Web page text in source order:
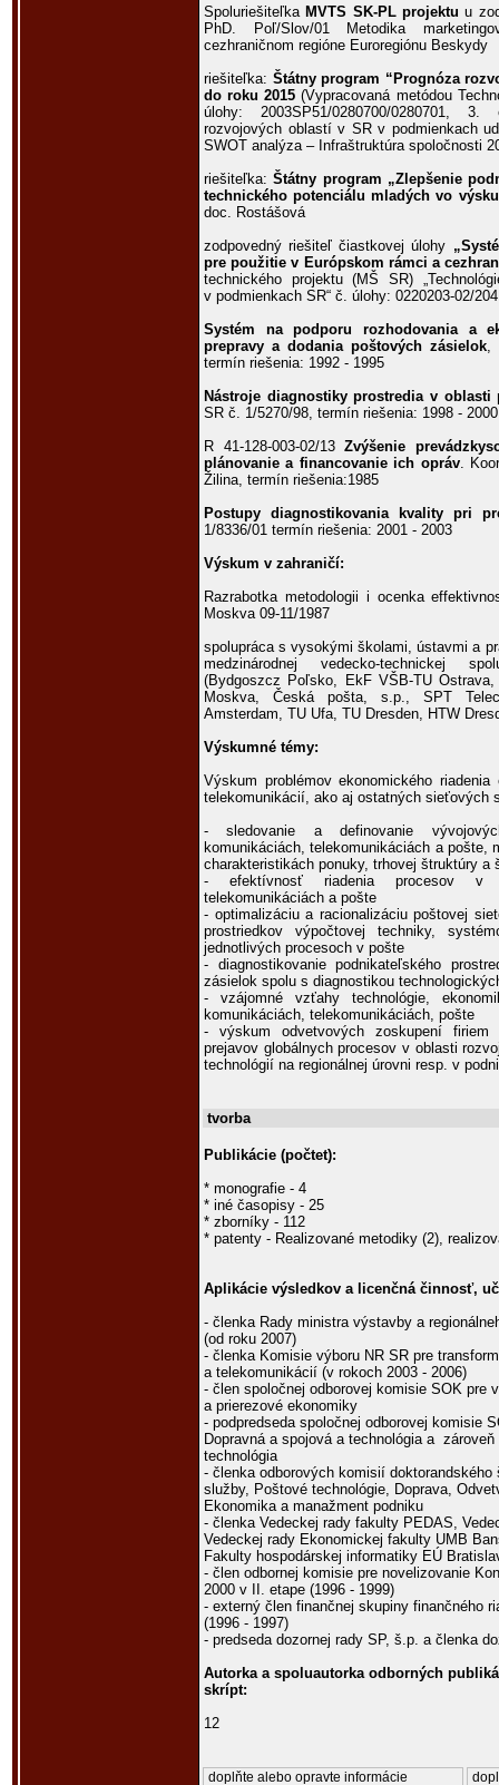
Spoluriešiteľka MVTS SK-PL projektu u
PhD. Poľ/Slov/01 Metodika
cezhraničnom regióne Euroregiónu Beskydy
riešiteľka: Štátny program “Prognóza
do roku 2015 (Vypracovaná metódou
úlohy: 2003SP51/0280700/0280701,
rozvojových oblastí v SR v podmienkach
SWOT analýza – Infraštruktúra spoločnosti
riešiteľka:Štátny program „Zlepšenie
technického potenciálu mladých vo
doc. Rostášová
zodpovedný riešiteľ čiastkovej úlohy
pre použitie v Európskom rámci a
technického projektu (MŠ SR)
v podmienkach SR“ č. úlohy: 0220203-02/204
Systém na podporu rozhodovania a
prepravy a dodania poštových zásielok,
termín riešenia: 1992 - 1995
Nástroje diagnostiky prostredia v oblasti
SR č. 1/5270/98, termín riešenia: 1998 - 2000
R 41-128-003-02/13Zvýšenie
plánovanie a financovanie ich opráv.
Žilina, termín riešenia:1985
Postupy diagnostikovania kvality pri
1/8336/01 termín riešenia: 2001 - 2003
Výskum v zahraničí:
Razrabotka metodologii i ocenka
Moskva 09-11/1987
spolupráca s vysokými školami, ústavmi a
medzinárodnej vedecko-technickej
(Bydgoszcz Poľsko, EkF VŠB-TU
Moskva, Česká pošta, s.p., SPT
Amsterdam, TU Ufa, TU Dresden, HTW
Výskumné témy:
Výskum problémov ekonomického
telekomunikácií, ako aj ostatných sieťových
- sledovanie a definovanie
komunikáciách, telekomunikáciách a pošte,
charakteristikách ponuky, trhovej štruktúry a
- efektívnosť riadenia procesov v
telekomunikáciách a pošte
- optimalizáciu a racionalizáciu poštovej
prostriedkov výpočtovej techniky,
jednotlivých procesoch v pošte
- diagnostikovanie podnikateľského
zásielok spolu s diagnostikou
- vzájomné vzťahy technológie,
komunikáciách, telekomunikáciách, pošte
- výskum odvetvových zoskupení firiem
prejavov globálnych procesov v oblasti
technológií na regionálnej úrovni resp. v
tvorba
Publikácie (počtet):
* monografie - 4
* iné časopisy - 25
* zborníky - 112
* patenty - Realizované metodiky (2),
Aplikácie výsledkov a licenčná činnosť,
- členka Rady ministra výstavby a
(od roku 2007)
- členka Komisie výboru NR SR pre
a telekomunikácií (v rokoch 2003 - 2006)
- člen spoločnej odborovej komisie SOK pre
a prierezové ekonomiky
- podpredseda spoločnej odborovej komisie
Dopravná a spojová a technológia a
technológia
- členka odborových komisií
služby, Poštové technológie, Doprava,
Ekonomika a manažment podniku
- členka Vedeckej rady fakulty PEDAS,
Vedeckej rady Ekonomickej fakulty UMB
Fakulty hospodárskej informatiky EÚ
- člen odbornej komisie pre novelizovanie
2000 v II. etape (1996 - 1999)
- externý člen finančnej skupiny finančného
(1996 - 1997)
- predseda dozornej rady SP, š.p. a členka
Autorka a spoluautorka odborných
skrípt:
12
doplňte alebo opravte informácie